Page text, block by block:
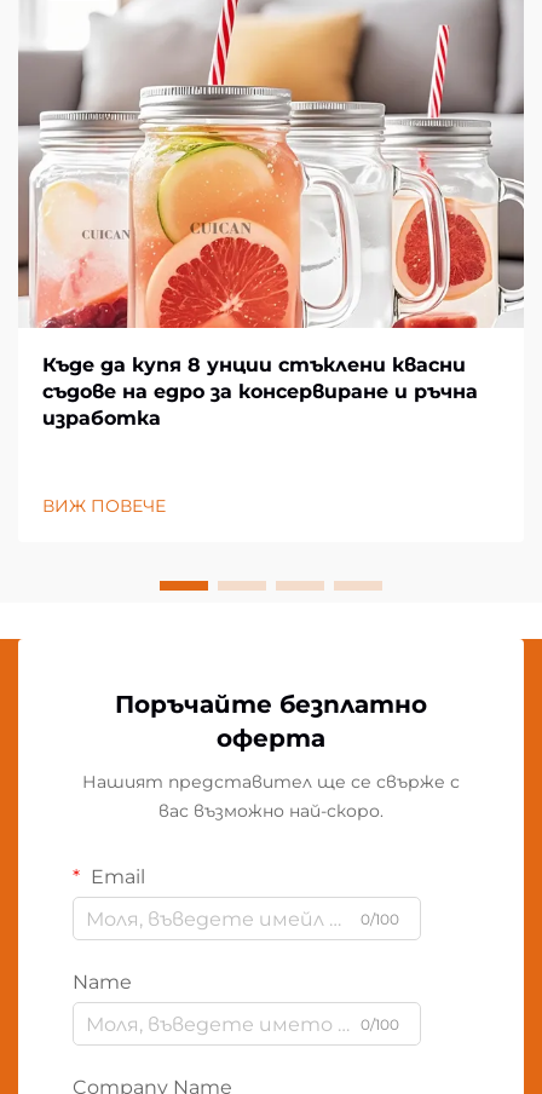
Къде да купя 8 унции стъклени квасни
съдове на едро за консервиране и ръчна
изработка
ВИЖ ПОВЕЧЕ
Поръчайте безплатно
оферта
Нашият представител ще се свърже с
вас възможно най-скоро.
Email
0/100
Name
0/100
Company Name